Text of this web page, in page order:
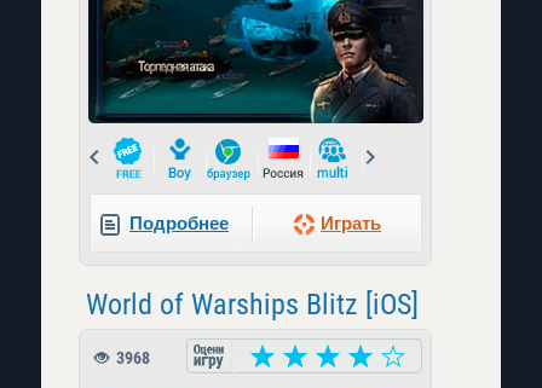
Prev
Подробнее Играть
World of Warships Blitz [iOS]
3968